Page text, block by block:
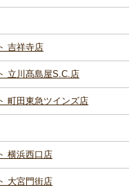
吉祥寺店
立川髙島屋S.C.店
町田東急ツインズ店
横浜西口店
大宮門街店